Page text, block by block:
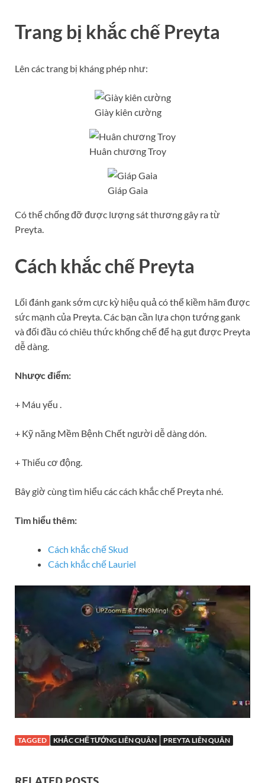
Trang bị khắc chế Preyta
Lên các trang bị kháng phép như:
Giày kiên cường
Huân chương Troy
Giáp Gaia
Có thể chống đỡ được lượng sát thương gây ra từ
Preyta.
Cách khắc chế Preyta
Lối đánh gank sớm cực kỳ hiệu quả có thể kiềm hãm được
sức mạnh của Preyta. Các bạn cần lựa chọn tướng gank
và đối đầu có chiêu thức khống chế để hạ gụt được Preyta
dễ dàng.
Nhược điểm:
+ Máu yếu .
+ Kỹ năng Mềm Bệnh Chết người dễ dàng dón.
+ Thiếu cơ động.
Bây giờ cùng tìm hiểu các cách khắc chế Preyta nhé.
Tìm hiểu thêm:
Cách khắc chế Skud
Cách khắc chế Lauriel
TAGGED KHẮC CHẾ TƯỚNG LIÊN QUÂN PREYTA LIÊN QUÂN